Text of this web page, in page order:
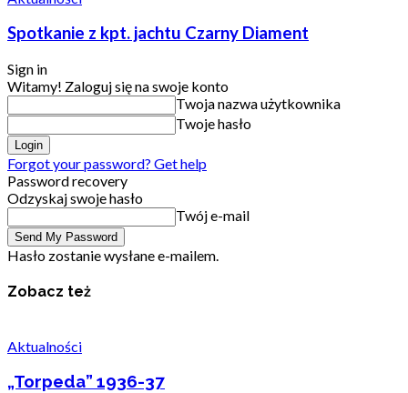
Spotkanie z kpt. jachtu Czarny Diament
Sign in
Witamy! Zaloguj się na swoje konto
Twoja nazwa użytkownika
Twoje hasło
Forgot your password? Get help
Password recovery
Odzyskaj swoje hasło
Twój e-mail
Hasło zostanie wysłane e-mailem.
Zobacz też
Aktualności
„Torpeda” 1936-37